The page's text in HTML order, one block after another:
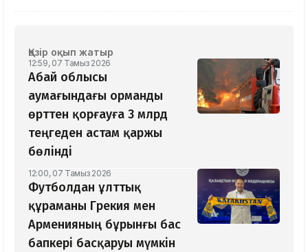
Қазір оқып жатыр
12:59, 07 Тамыз 2026
Абай облысы
аумағындағы орманды
өрттен қорғауға 3 млрд
теңгеден астам қаржы
бөлінді
12:00, 07 Тамыз 2026
Футболдан ұлттық
құраманы Грекия мен
Арменияның бұрынғы бас
бапкері басқаруы мүмкін